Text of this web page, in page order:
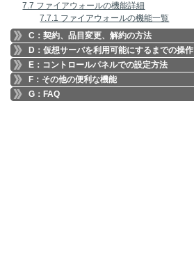
7.7 ファイアウォールの機能詳細
7.7.1 ファイアウォールの機能一覧
C：契約、品目変更、解約の方法
D：仮想サーバを利用可能にするまでの操作
E：コントロールパネルでの設定方法
F：その他の便利な機能
G：FAQ